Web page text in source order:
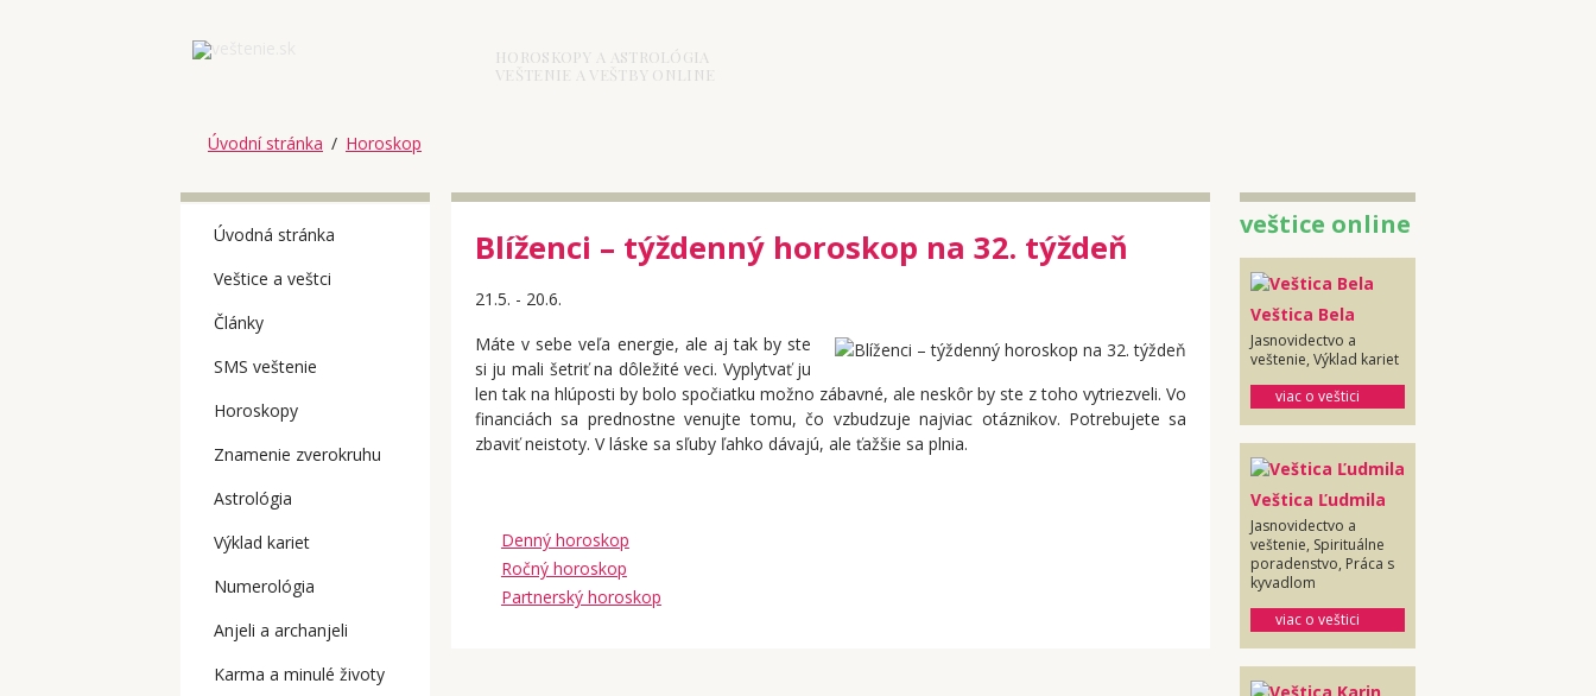
HOROSKOPY A ASTROLÓGIA
VEŠTENIE A VEŠTBY ONLINE
Úvodní stránka / Horoskop
Blíženci – týždenný horoskop na 32. týždeň
21.5. - 20.6.
Máte v sebe veľa energie, ale aj tak by ste
si ju mali šetriť na dôležité veci. Vyplytvať ju
len tak na hlúposti by bolo spočiatku možno zábavné, ale neskôr by ste z toho vytriezveli. Vo
financiách sa prednostne venujte tomu, čo vzbudzuje najviac otáznikov. Potrebujete sa
zbaviť neistoty. V láske sa sľuby ľahko dávajú, ale ťažšie sa plnia.
Denný horoskop
Ročný horoskop
Partnerský horoskop
Úvodná stránka
Veštice a veštci
Články
SMS veštenie
Horoskopy
Znamenie zverokruhu
Astrológia
Výklad kariet
Numerológia
Anjeli a archanjeli
Karma a minulé životy
veštice online
Veštica Bela
Jasnovidectvo a
veštenie, Výklad kariet
viac o veštici
Veštica Ľudmila
Jasnovidectvo a
veštenie, Spirituálne
poradenstvo, Práca s
kyvadlom
viac o veštici